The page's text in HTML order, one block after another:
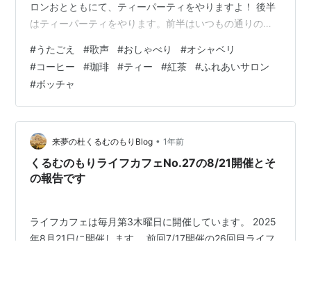
ロンおとともにて、ティーパーティをやりますよ！ 後半
はティーパーティをやります。前半はいつもの通りの音
菓子付きのオシャベリ会となります。弾き語りの歌も有
ります！どうぞお楽しみね！ 「けんがくまちづくり」ホ
ームページにライフカフェが掲載されています。 トップ
ページににある「活動団体」をタップすると、登録団体
の一覧がけんがく地区のボランティア活動団体として表
示されます。 サロンとあり「く…
#うたごえ #歌声 #おしゃべり #オシャベリ
#コーヒー #珈琲 #ティー #紅茶 #ふれあいサロン
#ボッチャ
来夢の杜くるむのもりBlog • 1年前
くるむのもりライフカフェNo.27の8/21開催とそ
の報告です